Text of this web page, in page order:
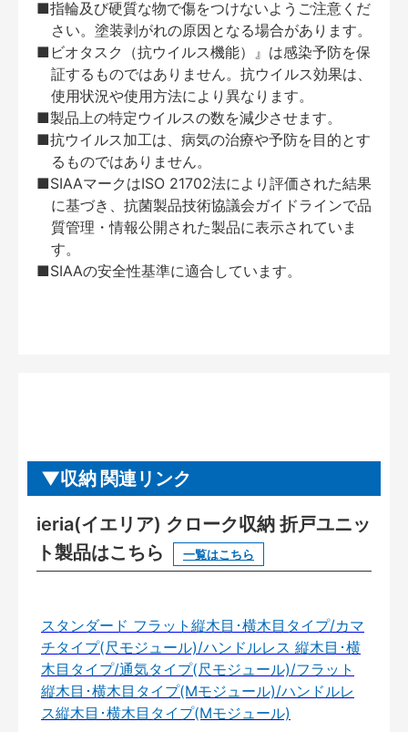
■指輪及び硬質な物で傷をつけないようご注意くだ
さい。塗装剥がれの原因となる場合があります。
■ビオタスク（抗ウイルス機能）』は感染予防を保
証するものではありません。抗ウイルス効果は、
使用状況や使用方法により異なります。
■製品上の特定ウイルスの数を減少させます。
■抗ウイルス加工は、病気の治療や予防を目的とす
るものではありません。
■SIAAマークはISO 21702法により評価された結果
に基づき、抗菌製品技術協議会ガイドラインで品
質管理・情報公開された製品に表示されていま
す。
■SIAAの安全性基準に適合しています。
収納 関連リンク
ieria(イエリア) クローク収納 折戸ユニッ
ト製品はこちら
一覧はこちら
スタンダード フラット縦木目･横木目タイプ/カマ
チタイプ(尺モジュール)/ハンドルレス 縦木目･横
木目タイプ/通気タイプ(尺モジュール)/フラット
縦木目･横木目タイプ(Mモジュール)/ハンドルレ
ス縦木目･横木目タイプ(Mモジュール)